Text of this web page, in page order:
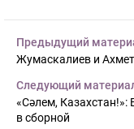
Предыдущий
Жумаскалиев и
Следующий
«Сәлем, Казахстан!»:
в сборной